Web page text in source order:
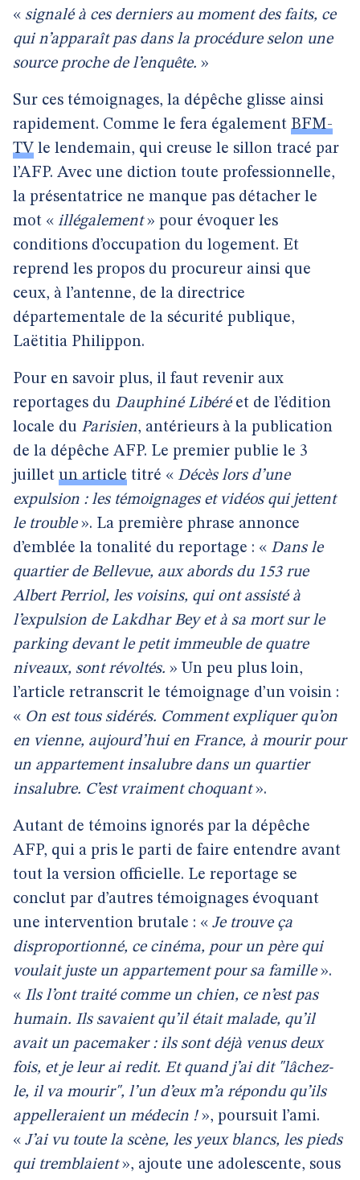
« signalé à ces derniers au moment des faits, ce
qui n’apparaît pas dans la procédure selon une
source proche de l’enquête. »
Sur ces témoignages, la dépêche glisse ainsi
rapidement. Comme le fera également BFM-
TV le lendemain, qui creuse le sillon tracé par
l’AFP. Avec une diction toute professionnelle,
la présentatrice ne manque pas détacher le
mot « illégalement» pour évoquer les
conditions d’occupation du logement. Et
reprend les propos du procureur ainsi que
ceux, à l’antenne, de la directrice
départementale de la sécurité publique,
Laëtitia Philippon.
Pour en savoir plus, il faut revenir aux
reportages du Dauphiné Libéréet de l’édition
locale du Parisien, antérieurs à la publication
de la dépêche AFP. Le premier publie le 3
juillet un article titré « Décès lors d’une
expulsion : les témoignages et vidéos qui jettent
le trouble». La première phrase annonce
d’emblée la tonalité du reportage : « Dans le
quartier de Bellevue, aux abords du 153 rue
Albert Perriol, les voisins, qui ont assisté à
l’expulsion de Lakdhar Bey et à sa mort sur le
parking devant le petit immeuble de quatre
niveaux, sont révoltés. » Un peu plus loin,
l’article retranscrit le témoignage d’un voisin :
« On est tous sidérés. Comment expliquer qu’on
en vienne, aujourd’hui en France, à mourir pour
un appartement insalubre dans un quartier
insalubre. C’est vraiment choquant».
Autant de témoins ignorés par la dépêche
AFP, qui a pris le parti de faire entendre avant
tout la version officielle. Le reportage se
conclut par d’autres témoignages évoquant
une intervention brutale : « Je trouve ça
disproportionné, ce cinéma, pour un père qui
voulait juste un appartement pour sa famille».
« Ils l’ont traité comme un chien, ce n’est pas
humain. Ils savaient qu’il était malade, qu’il
avait un pacemaker : ils sont déjà venus deux
fois, et je leur ai redit. Et quand j’ai dit "lâchez-
le, il va mourir", l’un d’eux m’a répondu qu’ils
appelleraient un médecin !», poursuit l’ami.
« J’ai vu toute la scène, les yeux blancs, les pieds
qui tremblaient», ajoute une adolescente, sous